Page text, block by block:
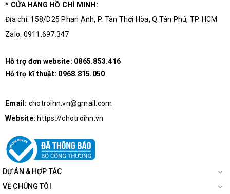
* CỬA HÀNG HỒ CHÍ MINH:
Địa chỉ: 158/D25 Phan Anh, P. Tân Thới Hòa, Q.Tân Phú, TP. HCM
Zalo: 0911.697.347
Hỗ trợ đơn website: 0865.853.416
Hỗ trợ kĩ thuật: 0968.815.050
Email: chotroihn.vn@gmail.com
Website: https://chotroihn.vn
DỰ ÁN & HỢP TÁC
VỀ CHÚNG TÔI